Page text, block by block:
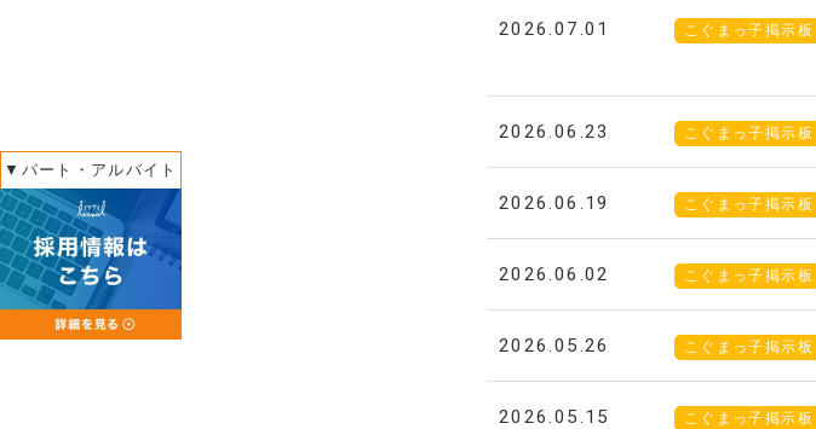
▼パート・アルバイト
2026.07.01 こぐまっ子掲示板
2026.06.23 こぐまっ子掲示板
2026.06.19 こぐまっ子掲示板
2026.06.02 こぐまっ子掲示板
2026.05.26 こぐまっ子掲示板
2026.05.15 こぐまっ子掲示板